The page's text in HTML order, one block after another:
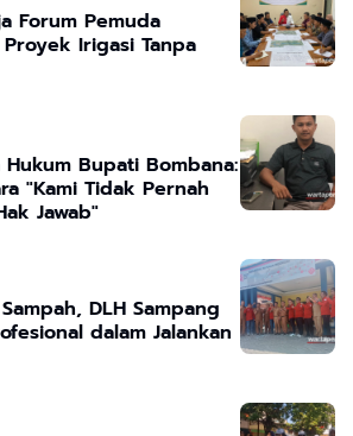
Forum Pemuda
Irigasi Tanpa
Bupati Bombana:
"Kami Tidak Pernah
Jawab"
DLH Sampang
dalam Jalankan